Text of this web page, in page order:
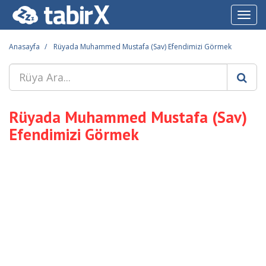
Anasayfa Rüyada Muhammed Mustafa (Sav) Efendimizi Görmek
Rüyada Muhammed Mustafa (Sav)
Efendimizi Görmek